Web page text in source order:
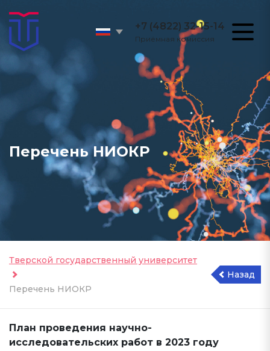
+7 (4822) 32-15-14
Приёмная комиссия
Перечень НИОКР
Тверской государственный университет
Перечень НИОКР
Назад
План проведения научно-
исследовательских работ в 2023 году